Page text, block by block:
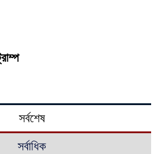
সর্বশেষ
সর্বাধিক